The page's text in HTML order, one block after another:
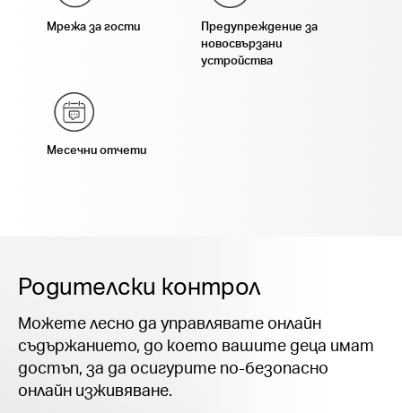
Мрежа за гости
Предупреждение за
новосвързани
устройства
Месечни отчети
Родителски контрол
Можете лесно да управлявате онлайн
съдържанието, до което вашите деца имат
достъп, за да осигурите по-безопасно
онлайн изживяване.